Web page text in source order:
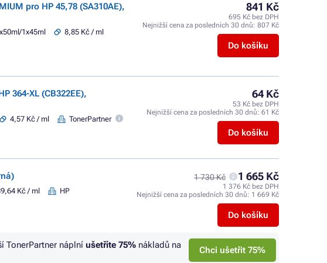
pro HP 45,78 (SA310AE),
1x45ml
8,85 Kč / ml
841 Kč
695 Kč bez DPH
Nejnižší cena za posledních 30 dnů: 807 Kč
Do košíku
364-XL (CB322EE),
4,57 Kč / ml TonerPartner
64 Kč
53 Kč bez DPH
Nejnižší cena za posledních 30 dnů: 61 Kč
Do košíku
Kč / ml HP
1 730 Kč 1 665 Kč
1 376 Kč bez DPH
Nejnižší cena za posledních 30 dnů: 1 669 Kč
Do košíku
TonerPartner náplní ušetříte 75% nákladů na
Chci ušetřit 75%